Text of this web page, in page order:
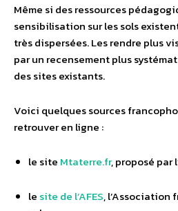
Même si des ressources
sensibilisation sur les sols
très dispersées. Les rendre plus
par un recensement plus
des sites existants.
Voici quelques sources
retrouver en ligne :
le site Mtaterre.fr, proposé par l’
le site de l’AFES, l’Association